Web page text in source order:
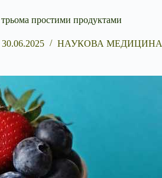
простими продуктами
30.06.2025 НАУКОВА МЕДИЦИНА